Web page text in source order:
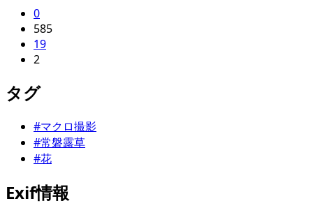
0
585
19
2
タグ
#マクロ撮影
#常磐露草
#花
Exif情報